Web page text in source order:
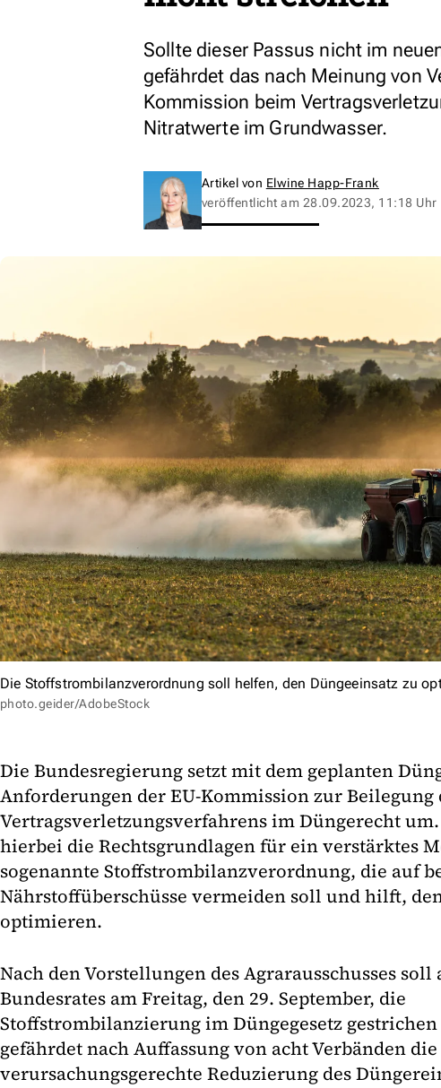
Sollte dieser Passus nicht im
gefährdet das nach Meinung von
Kommission beim
Nitratwerte im Grundwasser.
Artikel von Elwine Happ-Frank
veröffentlicht am 28.09.2023, 11:18 Uhr
Die Stoffstrombilanzverordnung soll helfen, den Düngeeinsatz zu
photo.geider/AdobeStock
Die Bundesregierung setzt mit dem geplanten
Anforderungen der EU-Kommission zur Beilegung
Vertragsverletzungsverfahrens im Düngerecht
hierbei die Rechtsgrundlagen für ein verstärktes
sogenannte Stoffstrombilanzverordnung, die auf
Nährstoffüberschüsse vermeiden soll und hilft,
optimieren.
Nach den Vorstellungen des Agrarausschusses soll
Bundesrates am Freitag, den 29. September, die
Stoffstrombilanzierung im Düngegesetz
gefährdet nach Auffassung von acht Verbänden
verursachungsgerechte Reduzierung des